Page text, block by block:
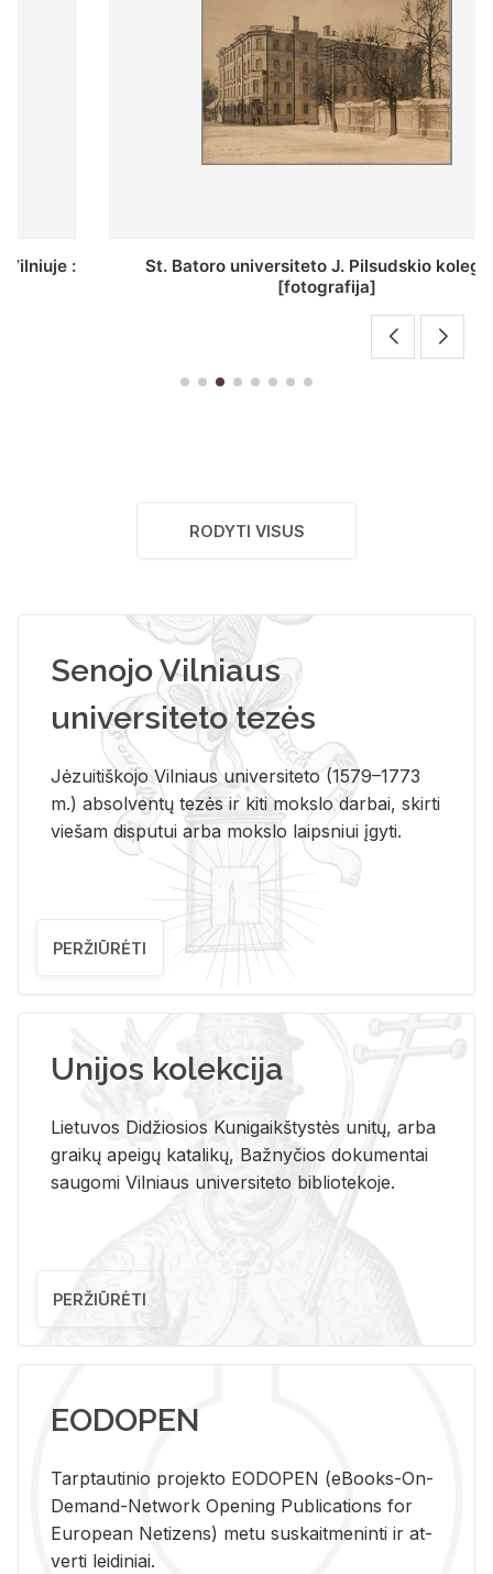
St. Batoro universiteto J. Pilsudskio kolegija :
[fotografija]
RODYTI VISUS
Senojo Vilniaus
universiteto tezės
Jėzuitiškojo Vilniaus universiteto (1579–1773
m.) absolventų tezės ir kiti mokslo darbai, skirti
viešam disputui arba mokslo laipsniui įgyti.
PERŽIŪRĖTI
Unijos kolekcija
Lietuvos Didžiosios Kunigaikštystės unitų, arba
graikų apeigų katalikų, Bažnyčios dokumentai
saugomi Vilniaus universiteto bibliotekoje.
PERŽIŪRĖTI
EODOPEN
Tarp­tau­ti­nio pro­jek­to EO­DO­PEN (eBo­oks-On-
De­mand-Ne­twork Ope­ning Pub­li­ca­tions for
Eu­ro­pe­an Ne­ti­zens) metu su­skait­me­nin­ti ir at­
ver­ti lei­di­niai.